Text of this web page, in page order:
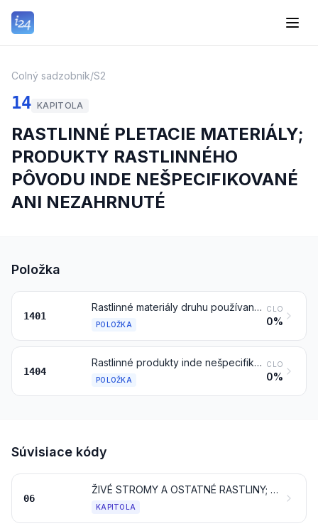
Colný sadzobník/S2
14 KAPITOLA
RASTLINNÉ PLETACIE MATERIÁLY;
PRODUKTY RASTLINNÉHO
PÔVODU INDE NEŠPECIFIKOVANÉ
ANI NEZAHRNUTÉ
Položka
1401
Rastlinné materiály druhu používaného hlavne na pletenie (napríklad bambus, ratan, sitina, tŕstie, vŕbové prútie, rafia, čistená, bielená alebo farbená obilná slama, a lipová kôra)
POLOŽKA
CLO
0%
1404
Rastlinné produkty inde nešpecifikované ani nezahrnuté
POLOŽKA
CLO
0%
Súvisiace kódy
06
ŽIVÉ STROMY A OSTATNÉ RASTLINY; CIBULE, KORENE A PODOBNE; REZANÉ KVETINY A OKRASNÉ LÍSTIE
KAPITOLA